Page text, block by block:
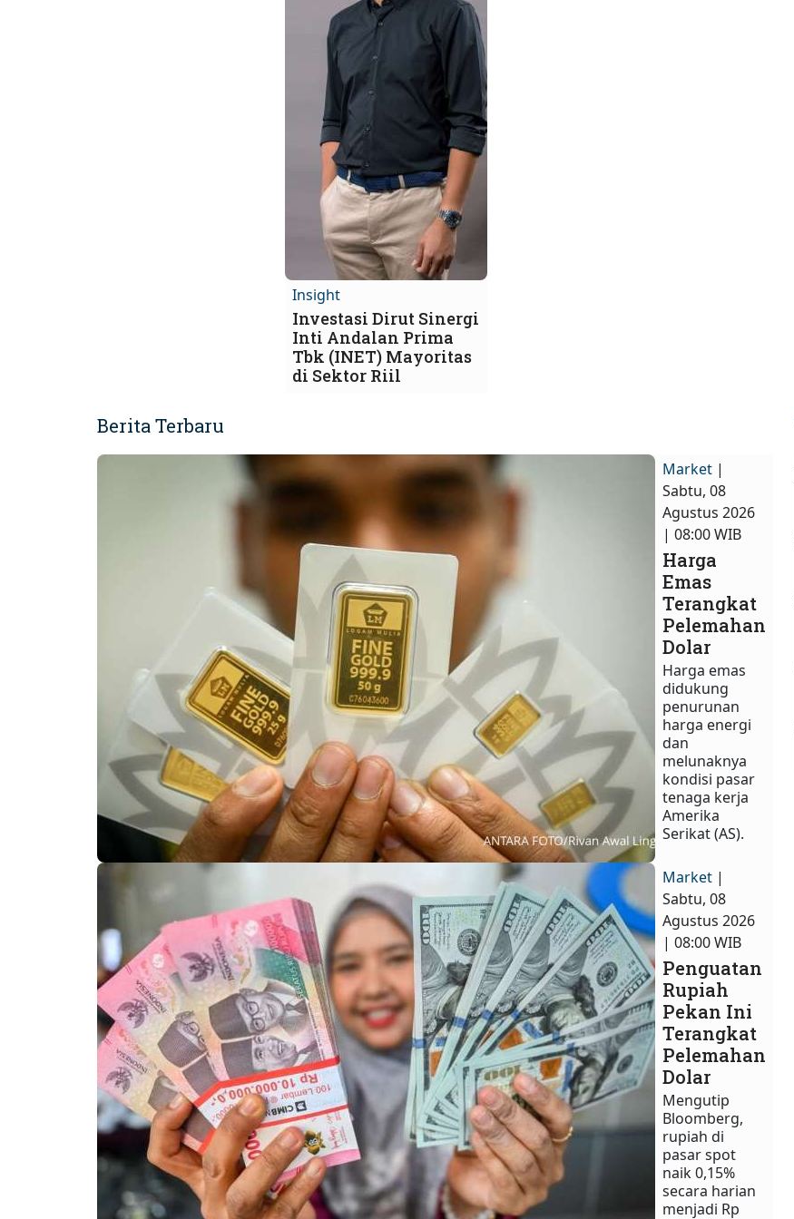
Insight
Investasi Dirut Sinergi
Inti Andalan Prima
Tbk (INET) Mayoritas
di Sektor Riil
Berita Terbaru
Market |
Sabtu, 08
Agustus 2026
| 08:00 WIB
Harga
Emas
Terangkat
Pelemahan
Dolar
Harga emas
didukung
penurunan
harga energi
dan
melunaknya
kondisi pasar
tenaga kerja
Amerika
Serikat (AS).
Market |
Sabtu, 08
Agustus 2026
| 08:00 WIB
Penguatan
Rupiah
Pekan Ini
Terangkat
Pelemahan
Dolar
Mengutip
Bloomberg,
rupiah di
pasar spot
naik 0,15%
secara harian
menjadi Rp